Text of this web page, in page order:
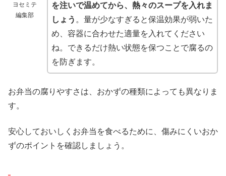
ヨセミテ
編集部
を注いで温めてから、熱々のスープを入れま
しょう 。量が少なすぎると保温効果が弱いた
め、容器に合わせた適量を入れてください
ね。できるだけ熱い状態を保つことで腐るの
を防ぎます。
お弁当の腐りやすさは、おかずの種類によっても異なりま
す。
安心しておいしくお弁当を食べるために、傷みにくいおか
ずのポイントを確認しましょう。